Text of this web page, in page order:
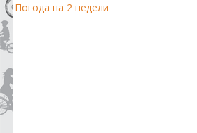
Погода на 2 недели